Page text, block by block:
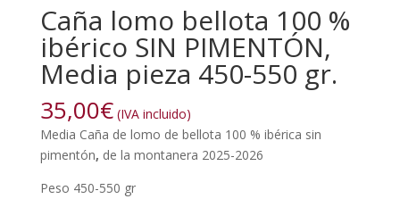
Caña lomo bellota 100 %
ibérico SIN PIMENTÓN,
Media pieza 450-550 gr.
35,00€ (IVA incluido)
Media Caña de lomo de bellota 100 % ibérica sin
pimentón, de la montanera 2025-2026
Peso 450-550 gr